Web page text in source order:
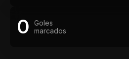
0
Goles
marcados